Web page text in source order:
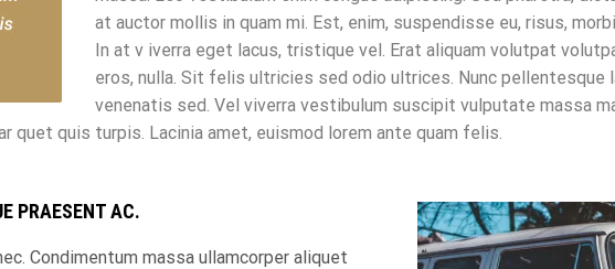
at auctor mollis in quam mi. Est, enim, suspendisse eu, risus,
In at v iverra eget lacus, tristique vel. Erat aliquam volutpat
eros, nulla. Sit felis ultricies sed odio ultrices. Nunc pellentesque
venenatis sed. Vel viverra vestibulum suscipit vulputate massa
quet quis turpis. Lacinia amet, euismod lorem ante quam felis.
PRAESENT AC.
Condimentum massa ullamcorper aliquet